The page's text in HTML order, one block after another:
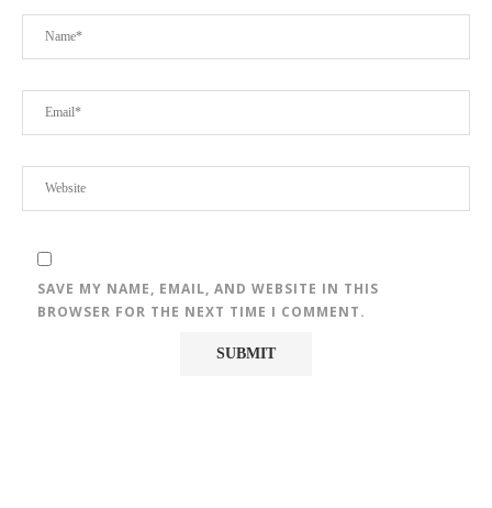
SAVE MY NAME, EMAIL, AND WEBSITE IN THIS
BROWSER FOR THE NEXT TIME I COMMENT.